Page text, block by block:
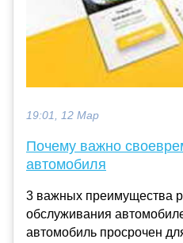
19:01, 12 Мар
Почему важно
автомобиля
3 важных преимущества
обслуживания
автомобиль просрочен